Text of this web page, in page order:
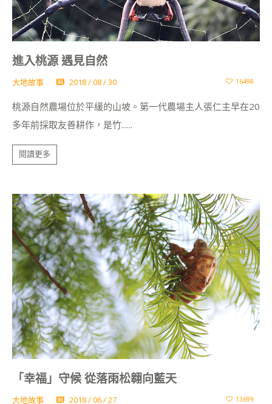
進入桃源 遇見自然
大地故事 2018 / 08 / 30 16498
桃源自然農場位於平緩的山坡。第一代農場主人張仁主早在20
多年前採取友善耕作，是竹......
閱讀更多
「幸福」守候 從落雨松翱向藍天
大地故事 2018 / 06 / 27 13699